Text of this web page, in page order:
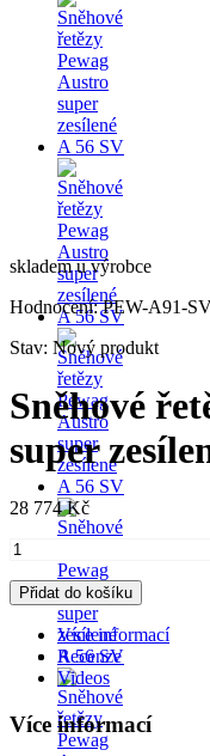
skladem u výrobce
Hodnocení:PEW-A91-
Stav: Nový produkt
Sněhové
super
28 774 Kč
Přidat do košíku
Více informací
Recenze
Videos
Více informací